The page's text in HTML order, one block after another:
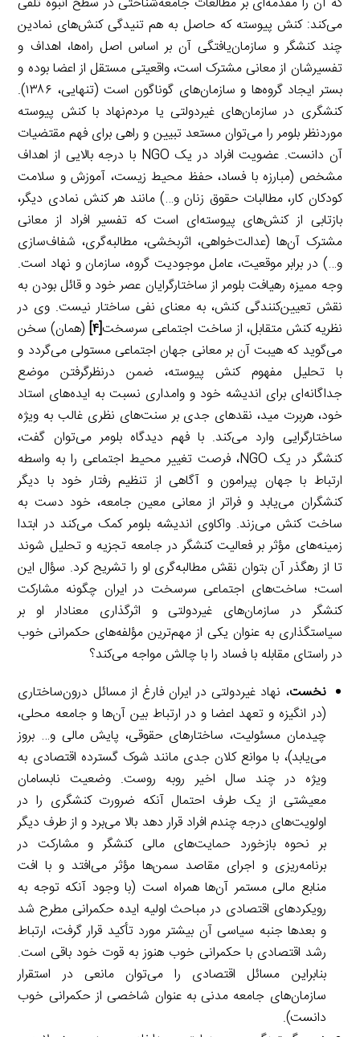
می‌کند: کنش پیوسته که حاصل به هم تنیدگی کنش‌های نمادین
چند کنشگر و سازمان‌یافتگی آن بر اساس اصل راه‌ها، اهداف و
تفسیرشان از معانی مشترک است، واقعیتی مستقل از اعضا بوده و
بستر ایجاد گروه‌ها و سازمان‌های گوناگون است (تنهایی، ۱۳۸۶).
کنشگری در سازمان‌های غیردولتی یا مردم‌نهاد با کنش پیوسته
موردنظر بلومر را می‌توان مستعد تبیین و راهی برای فهم مقتضیات
آن دانست. عضویت افراد در یک NGO با درجه بالایی از اهداف
مشخص (مبارزه با فساد، حفظ محیط زیست، آموزش و سلامت
کودکان کار، مطالبات حقوق زنان و…) مانند هر کنش نمادی دیگر،
بازتابی از کنش‌های پیوسته‌ای است که تفسیر افراد از معانی
مشترک آن‌ها (عدالت‌خواهی، اثربخشی، مطالبه‌گری، شفاف‌سازی
و…) در برابر موقعیت، عامل موجودیت گروه، سازمان و نهاد است.
وجه ممیزه رهیافت بلومر از ساختارگرایان عصر خود و قائل بودن به
نقش تعیین‌کنندگی کنش، به معنای نفی ساختار نیست. وی در
نظریه کنش متقابل، از ساخت اجتماعی سرسخت[۴]
(همان) سخن
می‌گوید که هیبت آن بر معانی جهان اجتماعی مستولی می‌گردد و
با تحلیل مفهوم کنش پیوسته، ضمن درنظرگرفتن موضع
جداگانه‌ای برای اندیشه خود و وامداری نسبت به ایده‌های استاد
خود، هربرت مید، نقدهای جدی بر سنت‌های نظری غالب به ویژه
ساختارگرایی وارد می‌کند. با فهم دیدگاه بلومر می‌توان گفت،
کنشگر در یک NGO، فرصت تغییر محیط اجتماعی را به واسطه
ارتباط با جهان پیرامون و آگاهی از تنظیم رفتار خود با دیگر
کنشگران می‌یابد و فراتر از معانی معین جامعه، خود دست به
ساخت کنش می‌زند. واکاوی اندیشه بلومر کمک می‌کند در ابتدا
زمینه‌های مؤثر بر فعالیت کنشگر در جامعه تجزیه و تحلیل شوند
تا از رهگذر آن بتوان نقش مطالبه‌گری او را تشریح کرد. سؤال این
است؛ ساخت‌های اجتماعی سرسخت در ایران چگونه مشارکت
کنشگر در سازمان‌های غیردولتی و اثرگذاری معنادار او بر
سیاستگذاری به عنوان یکی از مهم‌ترین مؤلفه‌های حکمرانی خوب
در راستای مقابله با فساد را با چالش مواجه می‌کند؟
نخست، نهاد غیردولتی در ایران فارغ از مسائل درون‌ساختاری
(در انگیزه و تعهد اعضا و در ارتباط بین آن‌ها و جامعه محلی،
چیدمان مسئولیت، ساختارهای حقوقی، پایش مالی و… بروز
می‌یابد)، با موانع کلان جدی مانند شوک گسترده اقتصادی به
ویژه در چند سال اخیر روبه روست. وضعیت نابسامان
معیشتی از یک طرف احتمال آنکه ضرورت کنشگری را در
اولویت‌های درجه چندم افراد قرار دهد بالا می‌برد و از طرف دیگر
بر نحوه بازخورد حمایت‌های مالی کنشگر و مشارکت در
برنامه‌ریزی و اجرای مقاصد سمن‌ها مؤثر می‌افتد و با افت
منابع مالی مستمر آن‌ها همراه است (با وجود آنکه توجه به
رویکردهای اقتصادی در مباحث اولیه ایده حکمرانی مطرح شد
و بعدها جنبه سیاسی آن بیشتر مورد تأکید قرار گرفت، ارتباط
رشد اقتصادی با حکمرانی خوب هنوز به قوت خود باقی است.
بنابراین مسائل اقتصادی را می‌توان مانعی در استقرار
سازمان‌های جامعه مدنی به عنوان شاخصی از حکمرانی خوب
دانست).